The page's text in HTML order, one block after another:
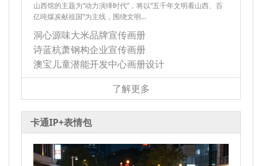
山西馆的主题为“动力演绎时代”，将以“五千年文明看山西、百
亿吨煤炭献祖国”为主线，围绕文明…
洞心源味大米品牌宣传画册
诗蓝杭萧钢构企业宣传画册
澳宝儿童潜能开发中心画册设计
了解更多
卡通IP+表情包